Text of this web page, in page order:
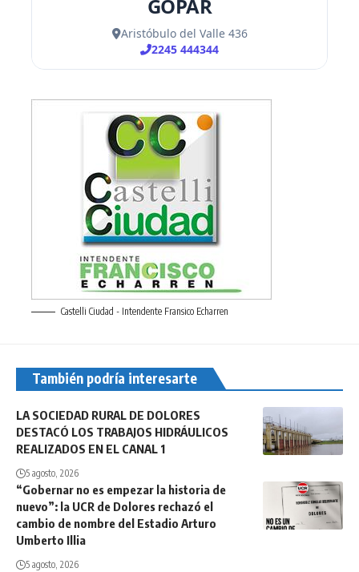
Castelli Ciudad - Intendente Fransico Echarren
También podría interesarte
LA SOCIEDAD RURAL DE DOLORES
DESTACÓ LOS TRABAJOS HIDRÁULICOS
REALIZADOS EN EL CANAL 1
5 agosto, 2026
“Gobernar no es empezar la historia de
nuevo”: la UCR de Dolores rechazó el
cambio de nombre del Estadio Arturo
Umberto Illia
5 agosto, 2026